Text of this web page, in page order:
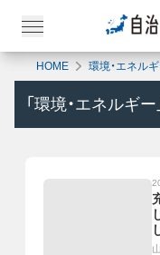
HOME 環境・エネル
「 環境・エネルギー